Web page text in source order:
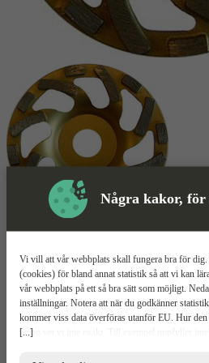
Några kakor,
[...]
Vi vill att vår webbplats skall fungera bra för
(cookies) för bland annat statistik så att vi kan
vår webbplats på ett så bra sätt som möjligt.
inställningar. Notera att när du godkänner
kommer viss data överföras utanför EU. Hur
bolag vet vi inte exakt. Till exempel uppfyller
risker för dina personuppgifter. De berörda
Skyddsutrustning
Slipskiva Mer information
CARAT CUW
Två rader segment